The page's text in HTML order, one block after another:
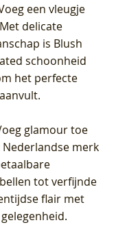
een vleugje
delicate
is Blush
schoonheid
het perfecte
glamour toe
Nederlandse merk
tot verfijnde
flair met